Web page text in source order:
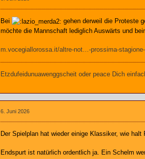
Bei
gehen derweil die Proteste
möchte die Mannschaft lediglich Auswärts und
m.vocegiallorossa.it/altre-not…-prossima-
Etzdufeidunuawenggscheit oder peace Dich
6. Juni 2026
Der Spielplan hat wieder einige Klassiker, wie
Endspurt ist natürlich ordentlich ja. Ein Schelm